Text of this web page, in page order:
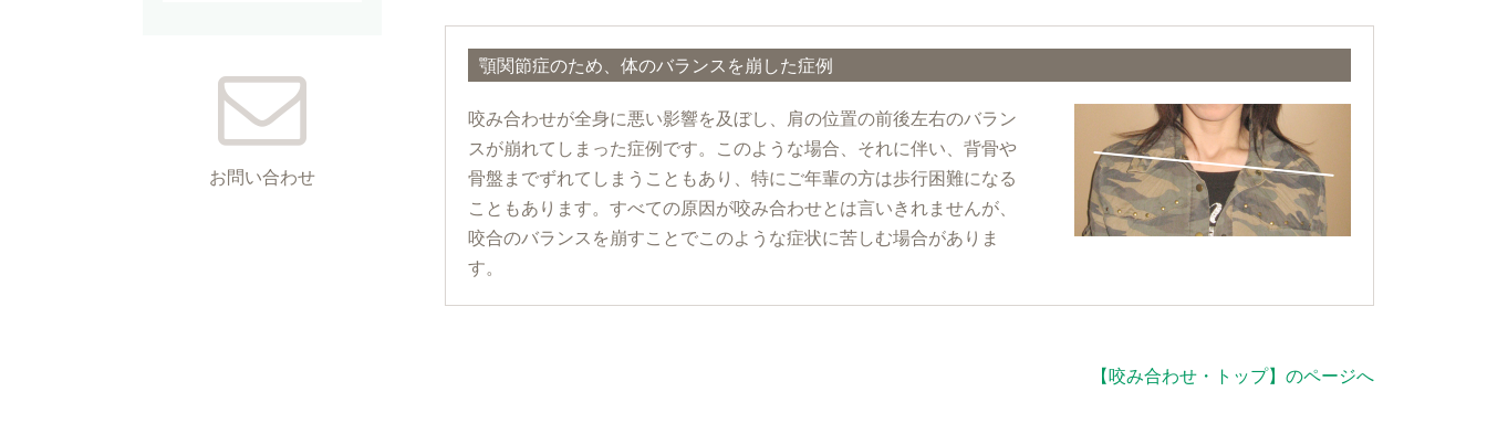
顎関節症のため、体のバランスを崩した症例
咬み合わせが全身に悪い影響を及ぼし、肩の位置の前後左右のバラン
スが崩れてしまった症例です。このような場合、それに伴い、背骨や
骨盤までずれてしまうこともあり、特にご年輩の方は歩行困難になる
こともあります。すべての原因が咬み合わせとは言いきれませんが、
咬合のバランスを崩すことでこのような症状に苦しむ場合がありま
す。
【咬み合わせ・トップ】のページへ
お問い合わせ